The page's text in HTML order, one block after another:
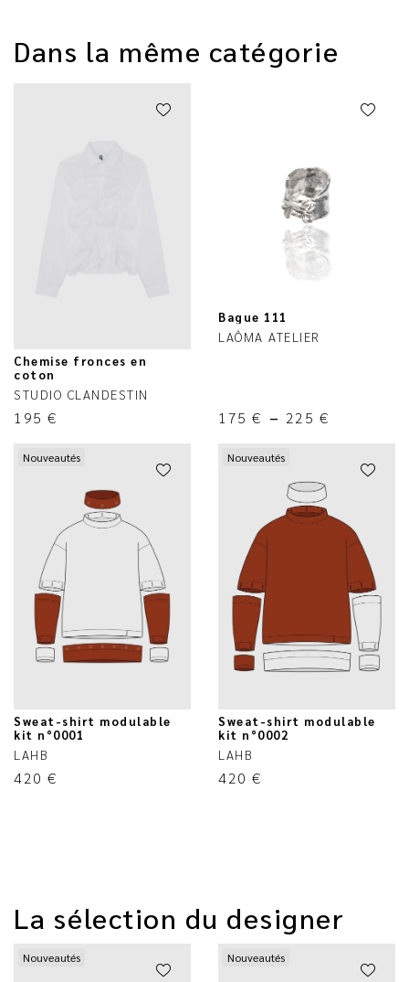
Dans la même catégorie
Chemise fronces en
coton
STUDIO CLANDESTIN
195 €
Bague 111
LAÔMA ATELIER
175 € – 225 €
Nouveautés
Sweat-shirt modulable
kit n°0001
LAHB
420 €
Nouveautés
Sweat-shirt modulable
kit n°0002
LAHB
420 €
La sélection du designer
Nouveautés Nouveautés